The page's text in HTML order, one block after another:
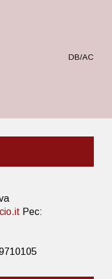
DB/AC
Pec: